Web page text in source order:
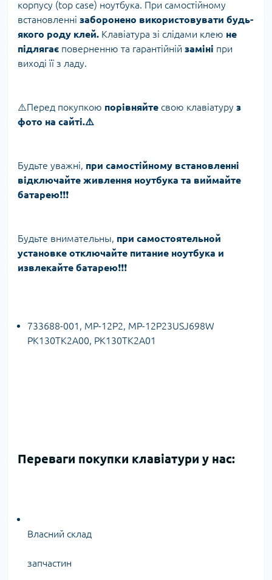
корпусу (top case) ноутбука. При самостійному
встановленні заборонено використовувати будь-
якого роду клей. Клавіатура зі слідами клею не
підлягає поверненню та гарантійній заміні при
виході її з ладу.
⚠️Перед покупкою порівняйте свою клавіатуру з
фото на сайті.⚠️
Будьте уважні, при самостійному встановленні
відключайте живлення ноутбука та виймайте
батарею❗️❗️❗️
Будьте внимательны, при самостоятельной
установке отключайте питание ноутбука и
извлекайте батарею❗️❗️❗️
733688-001, MP-12P2, MP-12P23USJ698W
PK130TK2A00, PK130TK2A01
Переваги покупки клавіатури у нас:
Власний склад
запчастин